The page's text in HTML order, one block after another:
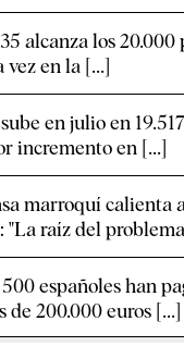
alcanza los 20.000
en la [...]
en julio en
incremento en [...]
marroquí calienta
"La raíz del
españoles han
de 200.000 euros [...]